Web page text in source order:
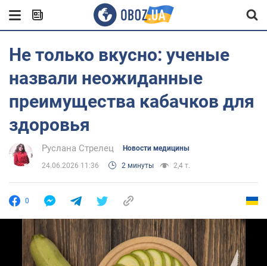
Не только вкусно: ученые
назвали неожиданные
преимущества кабачков для
здоровья
Руслана Стрелец Новости медицины
24.06.2026 11:36 2 минуты 2,4 т.
0